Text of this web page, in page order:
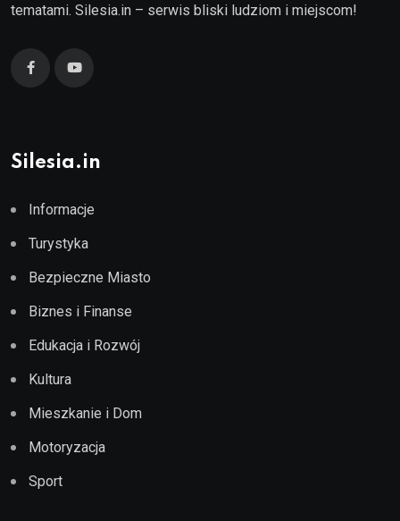
tematami. Silesia.in – serwis bliski ludziom i miejscom!
Silesia.in
Informacje
Turystyka
Bezpieczne Miasto
Biznes i Finanse
Edukacja i Rozwój
Kultura
Mieszkanie i Dom
Motoryzacja
Sport